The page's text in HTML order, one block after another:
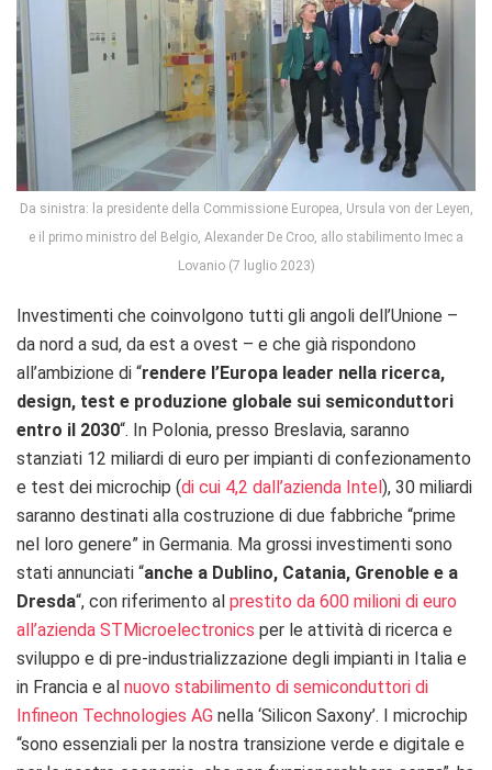
Da sinistra: la presidente della Commissione Europea, Ursula von der Leyen,
e il primo ministro del Belgio, Alexander De Croo, allo stabilimento Imec a
Lovanio (7 luglio 2023)
Investimenti che coinvolgono tutti gli angoli dell’Unione –
da nord a sud, da est a ovest – e che già rispondono
all’ambizione di “rendere l’Europa leader nella ricerca,
design, test e produzione globale sui semiconduttori
entro il 2030“. In Polonia, presso Breslavia, saranno
stanziati 12 miliardi di euro per impianti di confezionamento
e test dei microchip (di cui 4,2 dall’azienda Intel ), 30 miliardi
saranno destinati alla costruzione di due fabbriche “prime
nel loro genere” in Germania. Ma grossi investimenti sono
stati annunciati “anche a Dublino, Catania, Grenoble e a
Dresda“, con riferimento al prestito da 600 milioni di euro
all’azienda STMicroelectronics per le attività di ricerca e
sviluppo e di pre-industrializzazione degli impianti in Italia e
in Francia e al nuovo stabilimento di semiconduttori di
Infineon Technologies AG nella ‘Silicon Saxony’. I microchip
“sono essenziali per la nostra transizione verde e digitale e